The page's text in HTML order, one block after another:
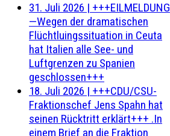
31. Juli 2026 | +++EILMELDUNG
—Wegen der dramatischen
Flüchtluingssituation in Ceuta
hat Italien alle See- und
Luftgrenzen zu Spanien
geschlossen+++
18. Juli 2026 | +++CDU/CSU-
Fraktionschef Jens Spahn hat
seinen Rücktritt erklärt+++ .In
einem Brief an die Fraktion